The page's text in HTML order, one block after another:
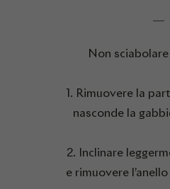
Non
1. Rimuovere la
nasconde la
2. Inclinare
e rimuovere